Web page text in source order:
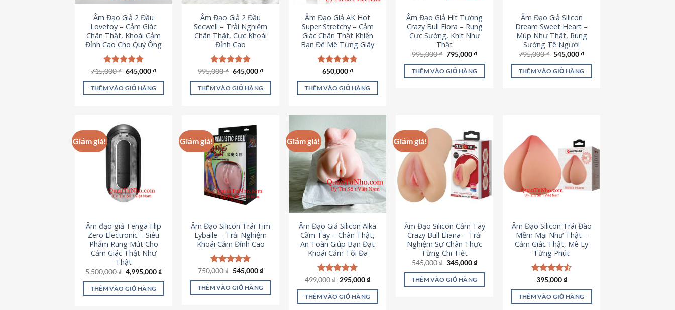
Âm Đạo Giả 2 Đầu
Lovetoy – Cảm Giác
Chân Thật, Khoái Cảm
Đỉnh Cao Cho Quý Ông
Được xếp
hạng4.79
5 sao
715,000₫ Giá
là:
715,000 ₫.
645,000₫Giá
tại
là:
THÊM VÀO GIỎ HÀNG
Âm Đạo Giả 2 Đầu
Secwell – Trải Nghiệm
Chân Thật, Cực Khoái
Đỉnh Cao
Được xếp
hạng4.88
5 sao
995,000₫ Giá
là:
995,000 ₫.
645,000₫Giá
tại
là:
THÊM VÀO GIỎ HÀNG
Âm Đạo Giả AK Hot
Super Stretchy – Cảm
Giác Chân Thật Khiến
Bạn Đê Mê Từng Giây
Được xếp
hạng4.75
5 sao
650,000₫
THÊM VÀO GIỎ HÀNG
Âm Đạo Giả Hít Tường
Crazy Bull Flora – Rung
Cực Sướng, Khít Như
Thật
995,000₫ Giá
là:
995,000 ₫.
795,000₫Giá
tại
là:
THÊM VÀO GIỎ HÀNG
Âm Đạo Giả Silicon
Dream Sweet Heart –
Múp Như Thật, Rung
Sướng Tê Người
795,000₫ Giá
là:
795,000 ₫.
545,000₫Giá
tại
là:
THÊM VÀO GIỎ HÀNG
Giảm giá!
Âm đạo giả Tenga Flip
Zero Electronic – Siêu
Phẩm Rung Mút Cho
Cảm Giác Thật Như
Thật
5,500,000₫ Giá
gốc
là:
5,500,000 ₫.
4,995,000₫Giá
tại
THÊM VÀO GIỎ HÀNG
Giảm giá!
Âm Đạo Silicon Trái Tim
Lybaile – Trải Nghiệm
Khoái Cảm Đỉnh Cao
Được xếp
5 sao
750,000₫ Giá
là:
750,000 ₫.
545,000₫Giá
tại
là:
THÊM VÀO GIỎ HÀNG
Giảm giá!
Âm Đạo Giả Silicon Aika
Cầm Tay – Chân Thật,
An Toàn Giúp Bạn Đạt
Khoái Cảm Tối Đa
Được xếp
5 sao
499,000₫ Giá
là:
499,000 ₫.
295,000₫Giá
tại
là:
THÊM VÀO GIỎ HÀNG
Giảm giá!
Âm Đạo Silicon Cầm Tay
Crazy Bull Eliana – Trải
Nghiệm Sự Chân Thực
Từng Chi Tiết
545,000₫ Giá
là:
545,000 ₫.
345,000₫Giá
tại
là:
THÊM VÀO GIỎ HÀNG
Âm Đạo Silicon Trái Đào
Mềm Mại Như Thật –
Cảm Giác Thật, Mê Ly
Từng Phút
Được xếp
5 sao
395,000₫
THÊM VÀO GIỎ HÀNG